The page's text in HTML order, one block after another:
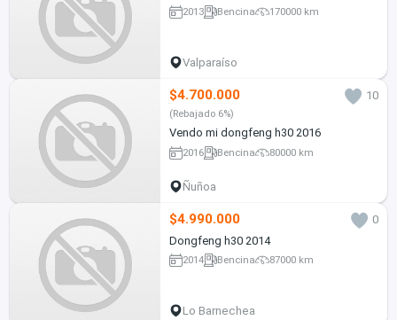
2013 Bencina 170000 km
Valparaíso
$4.700.000 10
(Rebajado 6%)
Vendo mi dongfeng h30 2016
2016 Bencina 80000 km
Ñuñoa
$4.990.000
0
Dongfeng h30 2014
2014 Bencina 87000 km
Lo Barnechea